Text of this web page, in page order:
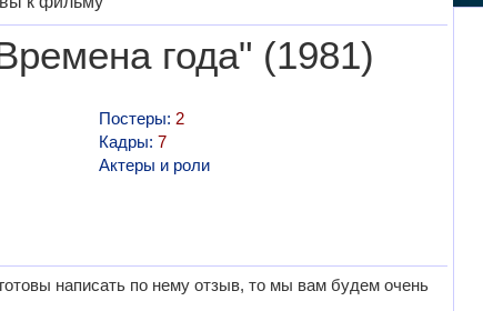
года" (1981)
Постеры: 2
Кадры: 7
Актеры и роли
написать по нему отзыв, то мы вам будем очень